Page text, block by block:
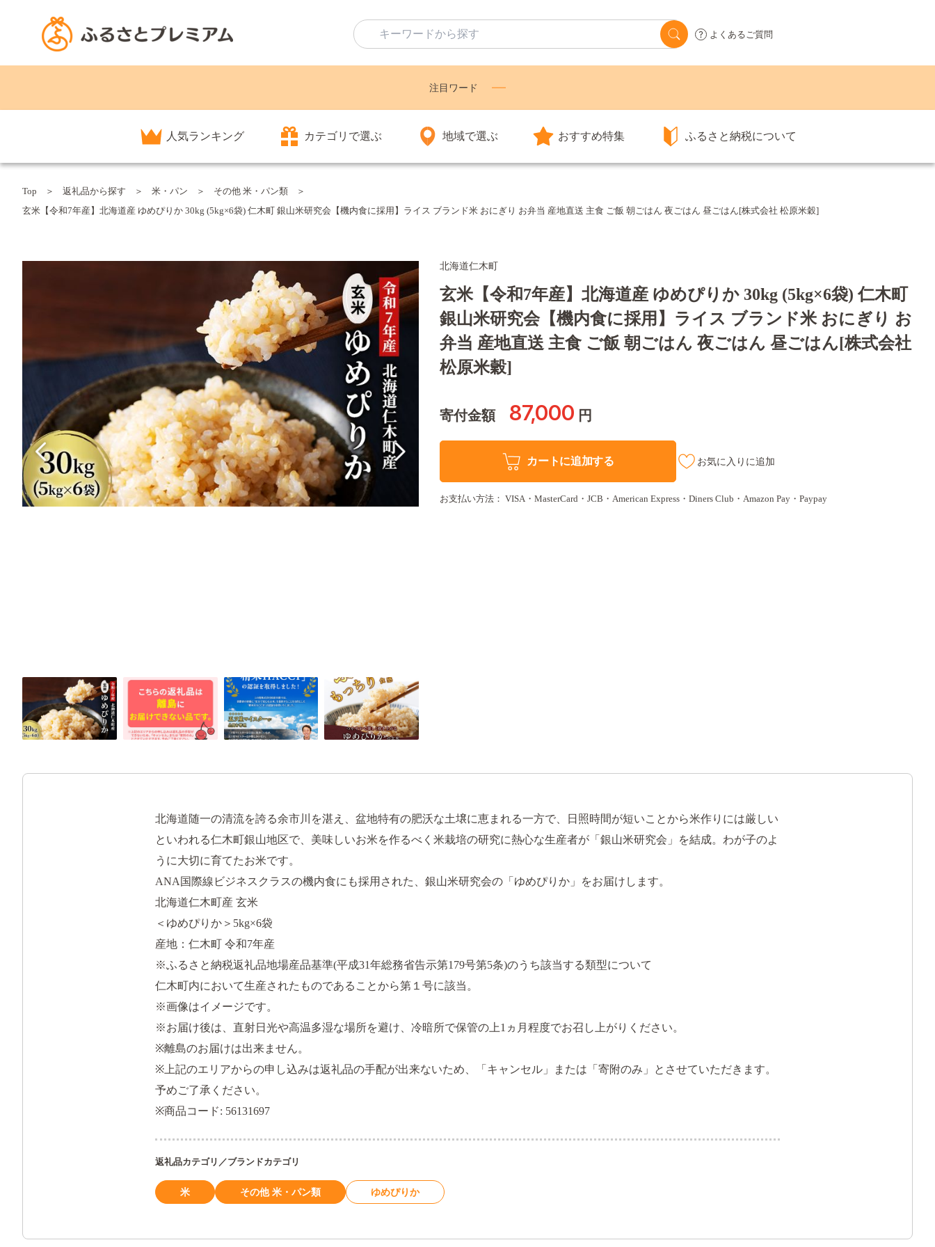
よくあるご質問
注目ワード
人気ランキング カテゴリで選ぶ 地域で選ぶ おすすめ特集 ふるさと納税について
Top 返礼品から探す 米・パン
その他 米・パン類
玄米【令和7年産】北海道産 ゆめぴりか 30kg (5kg×6袋) 仁木町 銀山米研究会【機内食に採用】ライス ブランド米 おにぎり お弁当 産地直送 主食 ご飯 朝ごはん 夜ごはん 昼ごはん[株式会社 松原米穀]
北海道仁木町
玄米【令和7年産】北海道産 ゆめぴりか 30kg (5kg×6袋) 仁木町
銀山米研究会【機内食に採用】ライス ブランド米 おにぎり お
弁当 産地直送 主食 ご飯 朝ごはん 夜ごはん 昼ごはん[株式会社
松原米穀]
寄付金額 87,000 円
カートに追加する お気に入りに追加
お支払い方法： VISA・MasterCard・JCB・American Express・Diners Club・Amazon Pay・Paypay
北海道随一の清流を誇る余市川を湛え、盆地特有の肥沃な土壌に恵まれる一方で、日照時間が短いことから米作りには厳しい
といわれる仁木町銀山地区で、美味しいお米を作るべく米栽培の研究に熱心な生産者が「銀山米研究会」を結成。わが子のよ
うに大切に育てたお米です。
ANA国際線ビジネスクラスの機内食にも採用された、銀山米研究会の「ゆめぴりか」をお届けします。
北海道仁木町産 玄米
＜ゆめぴりか＞5kg×6袋
産地：仁木町 令和7年産
※ふるさと納税返礼品地場産品基準(平成31年総務省告示第179号第5条)のうち該当する類型について
仁木町内において生産されたものであることから第１号に該当。
※画像はイメージです。
※お届け後は、直射日光や高温多湿な場所を避け、冷暗所で保管の上1ヵ月程度でお召し上がりください。
※離島のお届けは出来ません。
※上記のエリアからの申し込みは返礼品の手配が出来ないため、「キャンセル」または「寄附のみ」とさせていただきます。
予めご了承ください。
※商品コード: 56131697
返礼品カテゴリ／ブランドカテゴリ
米 その他 米・パン類 ゆめぴりか